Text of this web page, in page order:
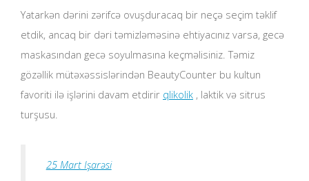
Yatarkən dərini zərifcə ovuşduracaq bir neçə seçim təklif
etdik, ancaq bir dəri təmizləməsinə ehtiyacınız varsa, gecə
maskasından gecə soyulmasına keçməlisiniz. Təmiz
gözəllik mütəxəssislərindən BeautyCounter bu kultun
favoriti ilə işlərini davam etdirir qlikolik , laktik və sitrus
turşusu.
25 Mart Işarəsi